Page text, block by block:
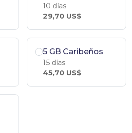
10 días
29,70 US$
5 GB Caribeños
15 días
45,70 US$